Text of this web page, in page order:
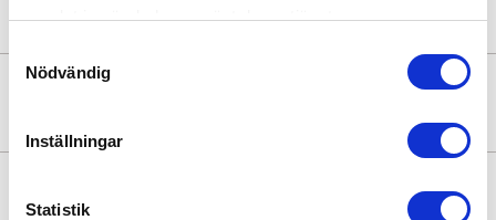
samlat in när du har använt deras tjänster.
Samtyckesval
Nödvändig
Inställningar
Statistik